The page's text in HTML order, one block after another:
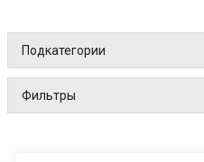
Подкатегории
Фильтры